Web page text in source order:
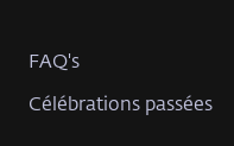
FAQ's
Célébrations passées